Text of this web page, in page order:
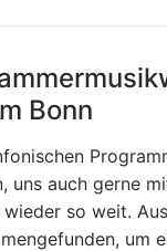
Bonn
uns auch gerne
so weit.
um